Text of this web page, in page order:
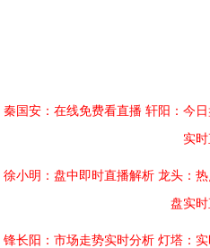
秦国安：在线免费看直播 轩阳：今
实
徐小明：盘中即时直播解析 龙头：
盘实
锋长阳：市场走势实时分析 灯塔：